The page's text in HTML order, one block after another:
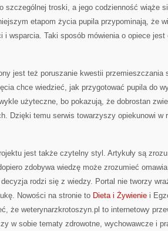
szczególnej troski, a jego codzienność wiąże
etapom życia pupila przypominają, że
i wsparcia. Taki sposób mówienia o opiece jest
jest też poruszanie kwestii przemieszczania
chce wiedzieć, jak przygotować pupila do
użyteczne, bo pokazują, że dobrostan
Dzięki temu serwis towarzyszy opiekunowi w
jest także czytelny styl. Artykuły są
zdobywa wiedzę może zrozumieć
rodzi się z wiedzy. Portal nie tworzy
Nowości na stronie to Dieta i Żywienie i
że weterynarzkrotoszyn.pl to internetowy
w sobie tematy zdrowotne, wychowawcze i